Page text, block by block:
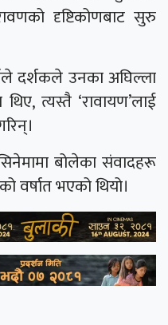
दृष्टिकोणबाट सुरु
दर्शकले उनका अघिल्ला
त्यस्तै ‘रावायण’लाई
बोलेका संवादहरू
वर्षात भएको थियो।